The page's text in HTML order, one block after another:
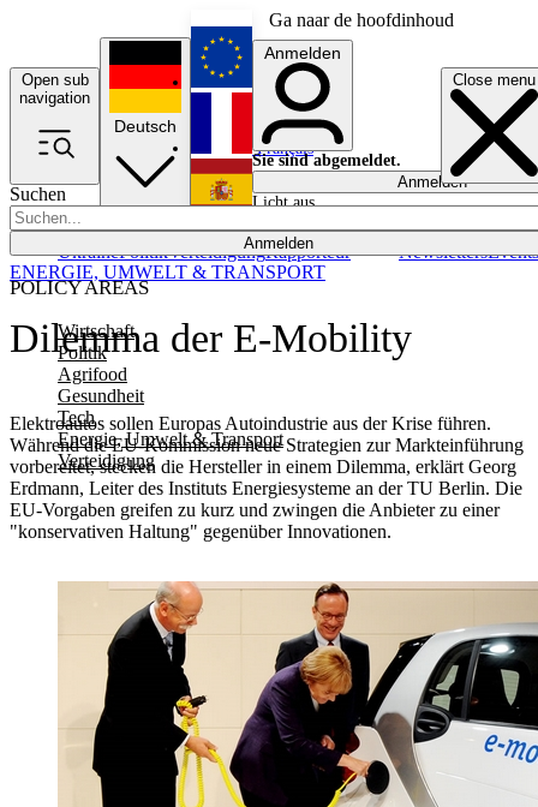
Ga naar de hoofdinhoud
Open sub
navigation
Close menu
Suchen
Anmelden
POLICY AREAS
Wirtschaft
Politik
Agrifood
Gesundheit
Tech
Energie, Umwelt & Transport
Verteidigung
UkrainePolitikVerteidigungRapporteur NewslettersEvents
Deutsch
English
Français
Anmelden
Sie sind abgemeldet.
Anmelden
Licht aus
Dilemma der E-Mobility
Elektroautos sollen Europas Autoindustrie aus der Krise führen.
Während die EU-Kommission neue Strategien zur Markteinführung
vorbereitet, stecken die Hersteller in einem Dilemma, erklärt Georg
Erdmann, Leiter des Instituts Energiesysteme an der TU Berlin. Die
EU-Vorgaben greifen zu kurz und zwingen die Anbieter zu einer
"konservativen Haltung" gegenüber Innovationen.
ENERGIE, UMWELT & TRANSPORT